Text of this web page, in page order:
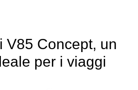
V85 Concept, un
per i viaggi